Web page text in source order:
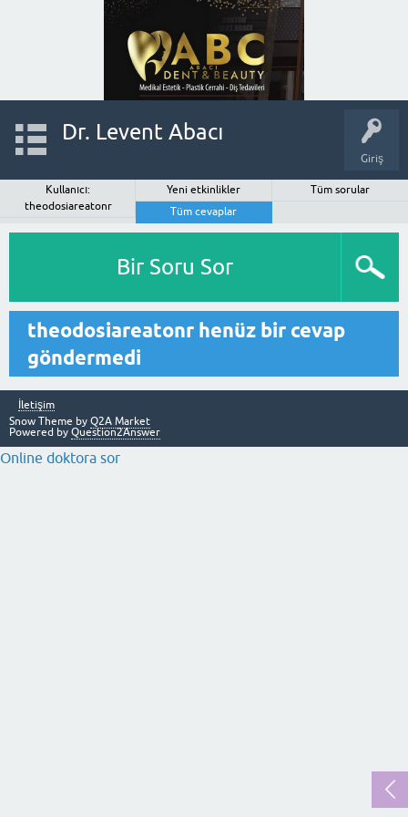
Giriş
Dr. Levent Abacı
Kullanıcı:
theodosiareatonr
Yeni etkinlikler
Tüm sorular
Tüm cevaplar
Bir Soru Sor
theodosiareatonr henüz bir cevap
göndermedi
İletişim
Snow Theme by Q2A Market
Powered by Question2Answer
Online doktora sor